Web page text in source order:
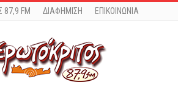
87,9 FM ΔΙΑΦΗΜΙΣΗ ΕΠΙΚΟΙΝΩΝΙΑ